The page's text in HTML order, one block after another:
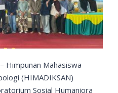
Himpunan Mahasiswa
(HIMADIKSAN)
Sosial Humaniora